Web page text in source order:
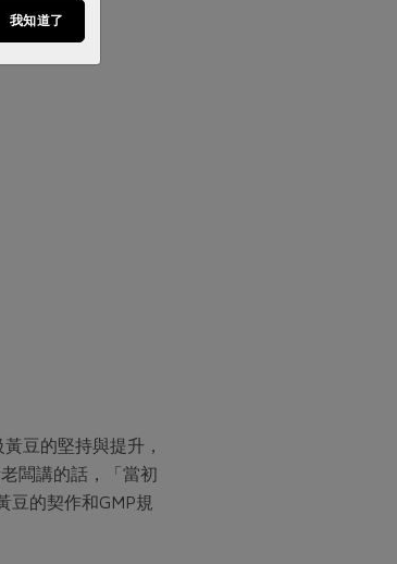
豆的堅持與提升，
闆講的話，「當初
豆的契作和GMP規
我知道了